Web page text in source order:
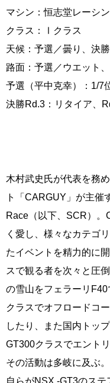
マシン：恒志堂レーシ
クラス：Ⅰクラス
天候：予選／曇り、決
路面：予選／ウエット
予選（平中克幸）：1/7
決勝Rd.3：リタイア、
木村武史氏が代表を務
ト「CARGUY」が主催
Race（以下、SCR）。
く愛し、様々なカテゴ
たイベントを精力的に
スで観る者を次々と圧
の雪山をフェラーリ
クラスでオフロードコ
したり、また国内トッ
GT300クラスでエント
その活動は多岐に及ぶ